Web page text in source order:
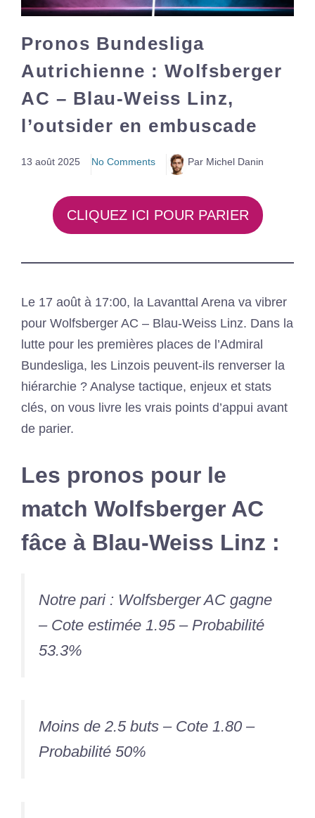
Pronos Bundesliga
Autrichienne : Wolfsberger
AC – Blau-Weiss Linz,
l’outsider en embuscade
13 août 2025 No Comments Par Michel Danin
CLIQUEZ ICI POUR PARIER
Le 17 août à 17:00, la Lavanttal Arena va vibrer
pour Wolfsberger AC – Blau-Weiss Linz. Dans la
lutte pour les premières places de l’Admiral
Bundesliga, les Linzois peuvent-ils renverser la
hiérarchie ? Analyse tactique, enjeux et stats
clés, on vous livre les vrais points d’appui avant
de parier.
Les pronos pour le
match Wolfsberger AC
fâce à Blau-Weiss Linz :
Notre pari : Wolfsberger AC gagne
– Cote estimée 1.95 – Probabilité
53.3%
Moins de 2.5 buts – Cote 1.80 –
Probabilité 50%